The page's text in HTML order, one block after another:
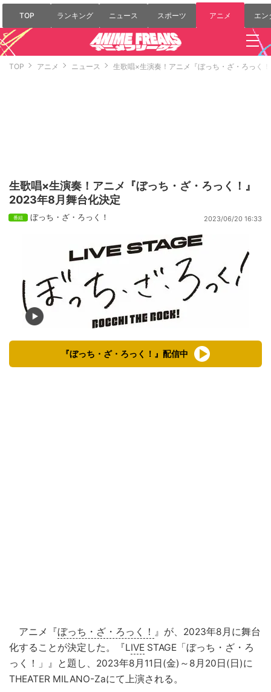
TOP ランキング ニュース スポーツ アニメ エン
TOP アニメ ニュース 生歌唱×生演奏！アニメ『ぼっち・ざ・ろっく
生歌唱×生演奏！アニメ『ぼっち・ざ・ろっく！』
2023年8月舞台化決定
ぼっち・ざ・ろっく！ 2023/06/20 16:33
『ぼっち・ざ・ろっく！』配信中
アニメ『ぼっち・ざ・ろっく！ 』が、2023年8月に舞台
化することが決定した。『LIVE STAGE「ぼっち・ざ・ろ
っく！」』と題し、2023年8月11日(金)～8月20日(日)に
THEATER MILANO-Zaにて上演される。